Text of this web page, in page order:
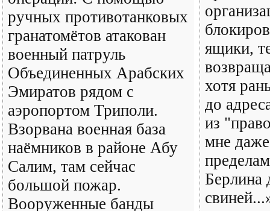
ручных противотанковых
гранатомётов атакован
военный патруль
Объединенных Арабских
Эмиратов рядом с
аэропортом Триполи.
Взорвана военная база
наёмников в районе Абу
Салим, там сейчас
большой пожар.
Вооруженные банды
ящики,
хотя
до
из
мне
Берлина